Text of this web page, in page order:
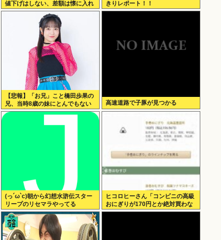
値下げはしない、差額は懐に入れ
る」
きりレポート！！
【悲報】「お兄」こと橋田歩果の
兄、当時8歳の妹にとんでもない
ことを頼む
高速道路で子豚が見つかる
(っ´ω`c)朝から幻想水滸伝スター
リープのリセマラやってる
ヒコロヒーさん「コンビニの高級
おにぎりが170円とか絶対買わな
い」とか薄すぎるトークをかまし